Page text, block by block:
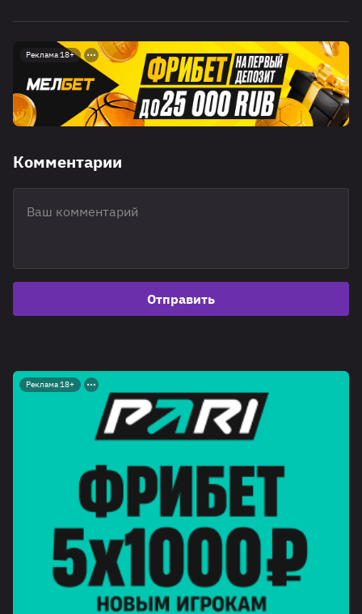
Реклама 18+
Комментарии
Отправить
Реклама 18+